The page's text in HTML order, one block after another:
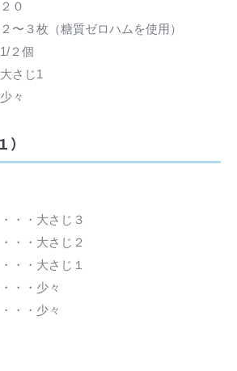
・２０
〜３枚（糖質ゼロハムを使用）
・・1/２個
さじ1
々
・・・大さじ３
・・・大さじ２
・・・大さじ１
・・・少々
・・少々